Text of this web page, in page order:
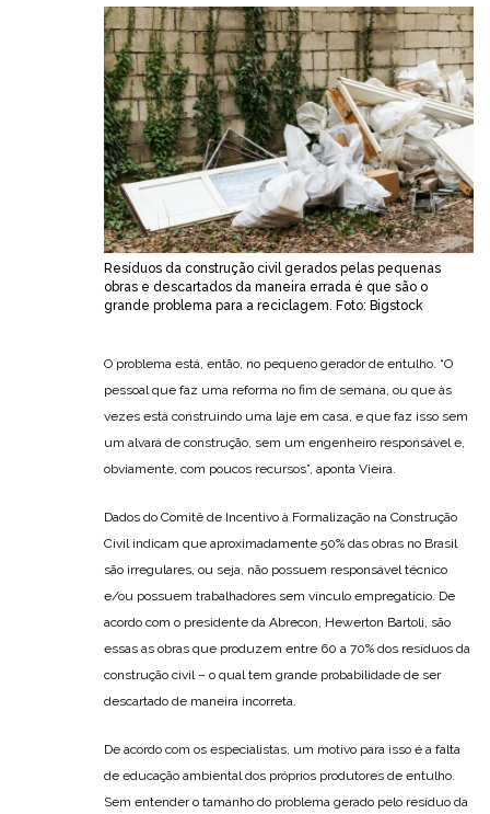
Resíduos da construção civil gerados pelas pequenas
obras e descartados da maneira errada é que são o
grande problema para a reciclagem. Foto: Bigstock
O problema está, então, no pequeno gerador de entulho. “O
pessoal que faz uma reforma no fim de semana, ou que às
vezes está construindo uma laje em casa, e que faz isso sem
um alvará de construção, sem um engenheiro responsável e,
obviamente, com poucos recursos”, aponta Vieira.
Dados do Comitê de Incentivo à Formalização na Construção
Civil indicam que aproximadamente 50% das obras no Brasil
são irregulares, ou seja, não possuem responsável técnico
e/ou possuem trabalhadores sem vínculo empregatício. De
acordo com o presidente da Abrecon, Hewerton Bartoli, são
essas as obras que produzem entre 60 a 70% dos resíduos da
construção civil – o qual tem grande probabilidade de ser
descartado de maneira incorreta.
De acordo com os especialistas, um motivo para isso é a falta
de educação ambiental dos próprios produtores de entulho.
Sem entender o tamanho do problema gerado pelo resíduo da